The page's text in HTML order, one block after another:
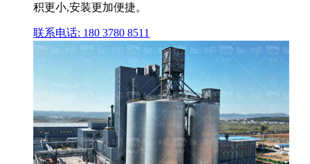
积更小,安装更加便捷。
联系电话: 180 3780 8511